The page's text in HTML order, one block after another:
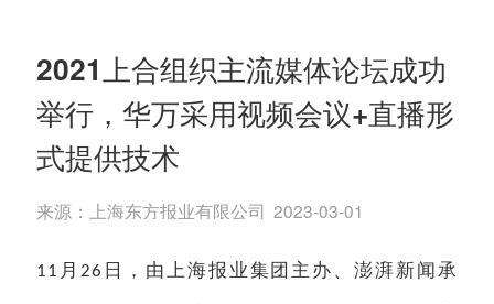
2021上合组织主流媒体论坛成功
举行，华万采用视频会议+直播形
式提供技术
来源： 上海东方报业有限公司 2023-03-01
11 月26 日，由上海报业集团主办、澎湃新闻承